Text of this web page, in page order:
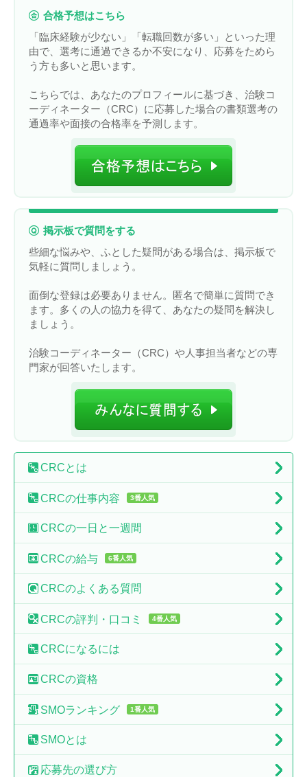
合格予想はこちら
「臨床経験が少ない」「転職回数が多い」といった理
由で、選考に通過できるか不安になり、応募をためら
う方も多いと思います。
こちらでは、あなたのプロフィールに基づき、治験コ
ーディネーター（CRC）に応募した場合の書類選考の
通過率や面接の合格率を予測します。
掲示板で質問をする
些細な悩みや、ふとした疑問がある場合は、掲示板で
気軽に質問しましょう。
面倒な登録は必要ありません。匿名で簡単に質問でき
ます。多くの人の協力を得て、あなたの疑問を解決し
ましょう。
治験コーディネーター（CRC）や人事担当者などの専
門家が回答いたします。
CRCとは
CRCの仕事内容 3番人気
CRCの一日と一週間
CRCの給与 6番人気
CRCのよくある質問
CRCの評判・口コミ 4番人気
CRCになるには
CRCの資格
SMOランキング 1番人気
SMOとは
応募先の選び方